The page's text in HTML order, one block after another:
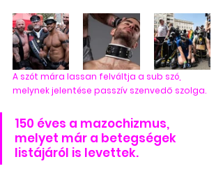
A szót mára lassan felváltja a sub szó,
melynek jelentése passzív szenvedő szolga.
150 éves a mazochizmus,
melyet már a betegségek
listájáról is levettek.